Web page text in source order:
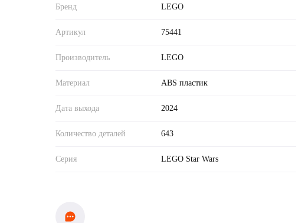
Бренд LEGO
Артикул 75441
Производитель LEGO
Материал ABS пластик
Дата выхода 2024
Количество деталей 643
Серия LEGO Star Wars